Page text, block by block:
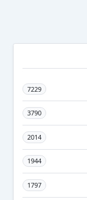
7229
3790
2014
1944
1797